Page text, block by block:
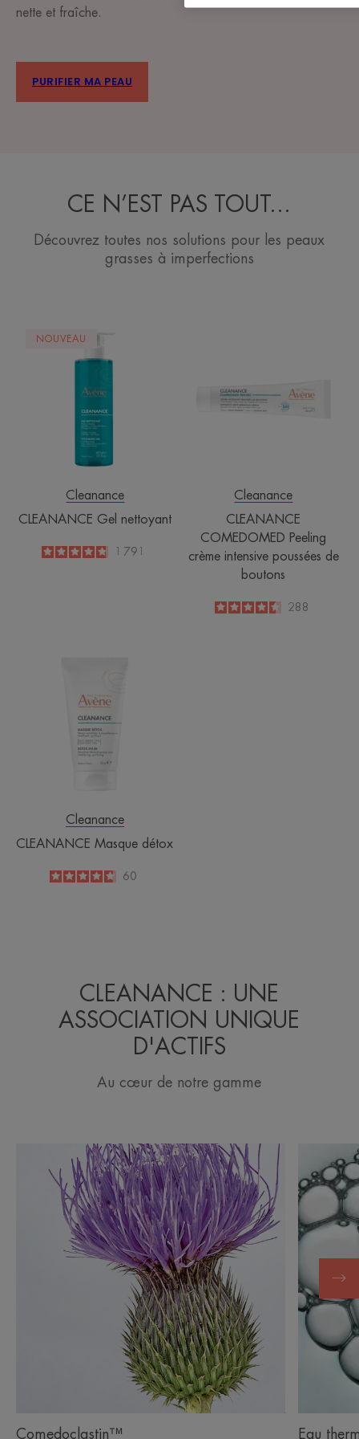
nette et fraîche.
PURIFIER MA PEAU
CE N’EST PAS TOUT…
Découvrez toutes nos solutions pour les peaux
grasses à imperfections
nettoyant
NOUVEAU
Cleanance
CLEANANCE Gel nettoyant
4.8
1 791
intensive
Cleanance
CLEANANCE
COMEDOMED Peeling
crème intensive poussées de
boutons
4.5
/
5
288
Cleanance
CLEANANCE Masque détox
4.7
/
5
60
CLEANANCE : UNE
ASSOCIATION UNIQUE
D'ACTIFS
Au cœur de notre gamme
Comedoclastin™ Eau